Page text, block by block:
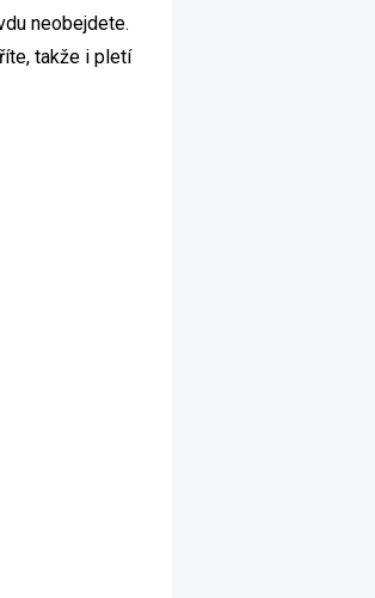
neobejdete.
takže i pletí